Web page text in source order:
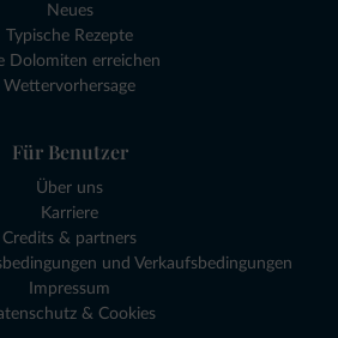
Neues
Typische Rezepte
Dolomiten erreichen
Wettervorhersage
Für Benutzer
Über uns
Karriere
Credits & partners
und Verkaufsbedingungen
Impressum
& Cookies